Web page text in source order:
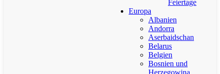
Feiertage
Europa
Albanien
Andorra
Aserbaidschan
Belarus
Belgien
Bosnien und
Herzegowina